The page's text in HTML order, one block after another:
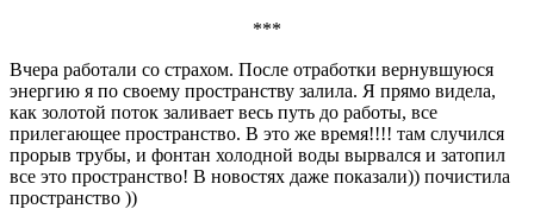
***
Вчера работали со страхом. После отработки вернувшуюся
энергию я по своему пространству залила. Я прямо видела,
как золотой поток заливает весь путь до работы, все
прилегающее пространство. В это же время!!!! там случился
прорыв трубы, и фонтан холодной воды вырвался и затопил
все это пространство! В новостях даже показали)) почистила
пространство ))